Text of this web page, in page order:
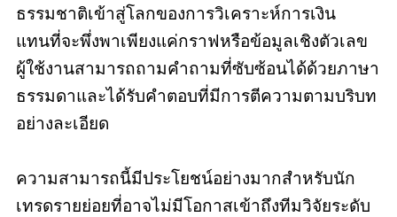
ธรรมชาติเข้าสู่โลกของการวิเคราะห์การเงิน
แทนที่จะพึ่งพาเพียงแค่กราฟหรือข้อมูลเชิงตัวเลข
ผู้ใช้งานสามารถถามคำถามที่ซับซ้อนได้ด้วยภาษา
ธรรมดาและได้รับคำตอบที่มีการตีความตามบริบท
อย่างละเอียด
ความสามารถนี้มีประโยชน์อย่างมากสำหรับนัก
เทรดรายย่อยที่อาจไม่มีโอกาสเข้าถึงทีมวิจัยระดับ